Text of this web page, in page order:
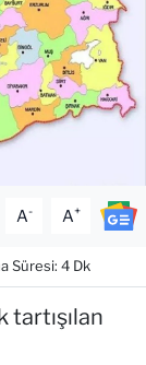
A- A+
Süresi: 4 Dk
tartışılan